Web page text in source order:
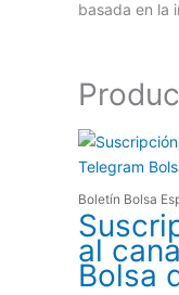
basada en la
Boletín Bolsa
al
Bolsa